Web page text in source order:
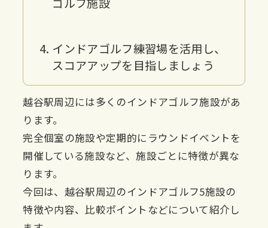
インドアゴルフ練習場を活用し、
スコアアップを目指しましょう
越谷駅周辺には多くのインドアゴルフ施設があ
ります。
完全個室の施設や定期的にラウンドイベントを
開催している施設など、施設ごとに特徴が異な
ります。
今回は、越谷駅周辺のインドアゴルフ5施設の
特徴や内容、比較ポイントなどについて紹介し